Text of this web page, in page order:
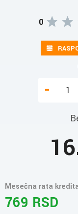
0
-
Mesečna rata
769 RSD